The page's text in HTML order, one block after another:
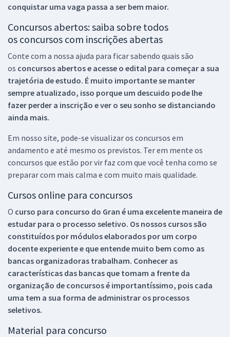
conquistar uma vaga passa a ser bem maior.
Concursos abertos: saiba sobre todos
os concursos com inscrições abertas
Conte com a nossa ajuda para ficar sabendo quais são
os concursos abertos e acesse o edital para começar a sua
trajetória de estudo. É muito importante se manter
sempre atualizado, isso porque um descuido pode lhe
fazer perder a inscrição e ver o seu sonho se distanciando
ainda mais.
Em nosso site, pode-se visualizar os concursos em
andamento e até mesmo os previstos. Ter em mente os
concursos que estão por vir faz com que você tenha como se
preparar com mais calma e com muito mais qualidade.
Cursos online para concursos
O curso para concurso do Gran é uma excelente maneira de
estudar para o processo seletivo. Os nossos cursos são
constituídos por módulos elaborados por um corpo
docente experiente e que entende muito bem como as
bancas organizadoras trabalham. Conhecer as
características das bancas que tomam a frente da
organização de concursos é importantíssimo, pois cada
uma tem a sua forma de administrar os processos
seletivos.
Material para concurso